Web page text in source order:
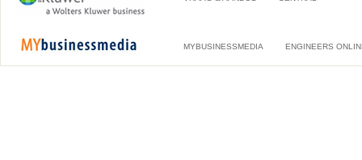
MYBUSINESSMEDIA ENGINEERS